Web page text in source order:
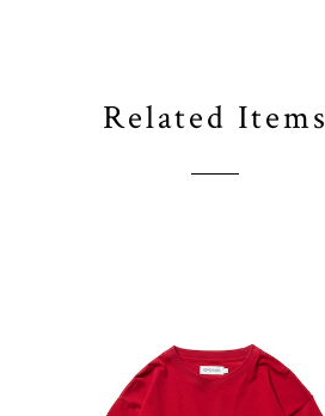
Related Items